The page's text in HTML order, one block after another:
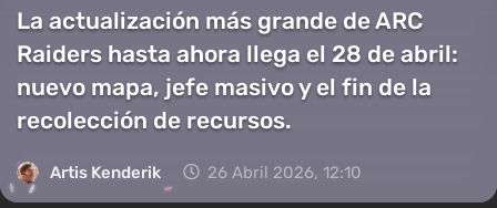
La actualización más grande de ARC
Raiders hasta ahora llega el 28 de abril:
nuevo mapa, jefe masivo y el fin de la
recolección de recursos.
Artis Kenderik 26 Abril 2026, 12:10